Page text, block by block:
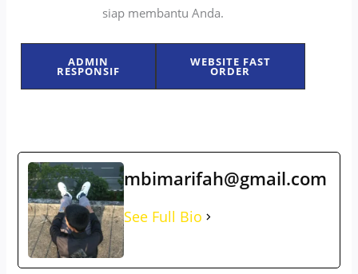
siap membantu Anda.
ADMIN
RESPONSIF
WEBSITE FAST
ORDER
mbimarifah@gmail.com
See Full Bio